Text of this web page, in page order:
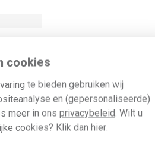
cookies
te bieden gebruiken wij
en (gepersonaliseerde)
meer in ons privacybeleid. Wilt u
cookies? Klik dan hier.